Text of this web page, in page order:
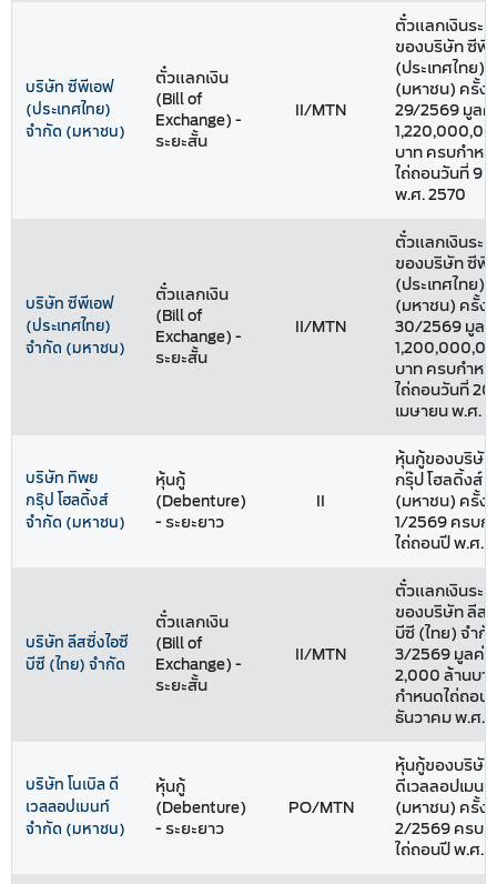
บริษัท ซีพีเอฟ
(ประเทศไทย)
จำกัด (มหาชน)
ตั๋วแลกเงิน
(Bill of
Exchange) -
ระยะสั้น
II/MTN
ตั๋วแลกเงินระ
ของบริษัท ซีพี
(ประเทศไทย)
(มหาชน) ครั้งที่
29/2569 มูลค่
บาท ครบกำห
ไถ่ถอนวันที่ 9
พ.ศ. 2570
บริษัท ซีพีเอฟ
(ประเทศไทย)
จำกัด (มหาชน)
ตั๋วแลกเงิน
(Bill of
Exchange) -
ระยะสั้น
II/MTN
ตั๋วแลกเงินระ
ของบริษัท ซีพี
(ประเทศไทย)
(มหาชน) ครั้งที่
30/2569 มูล
บาท ครบกำห
ไถ่ถอนวันที่ 20
เมษายน พ.ศ.
บริษัท ทิพย
กรุ๊ป โฮลดิ้งส์
จำกัด (มหาชน)
หุ้นกู้
(Debenture)
- ระยะยาว
II
หุ้นกู้ของบริษั
กรุ๊ป โฮลดิ้งส์
(มหาชน) ครั้งที่
1/2569 ครบก
ไถ่ถอนปี พ.ศ.
บริษัท ลีสซิ่งไอซี
บีซี (ไทย) จำกัด
ตั๋วแลกเงิน
(Bill of
Exchange) -
ระยะสั้น
II/MTN
ตั๋วแลกเงินระ
ของบริษัท ลีส
บีซี (ไทย) จำกั
3/2569 มูลค่า
2,000 ล้านบา
กำหนดไถ่ถอน
ธันวาคม พ.ศ.
บริษัท โนเบิล ดี
เวลลอปเมนท์
จำกัด (มหาชน)
หุ้นกู้
(Debenture)
- ระยะยาว
PO/MTN
หุ้นกู้ของบริษัท
ดีเวลลอปเมน
(มหาชน) ครั้งที่
2/2569 ครบ
ไถ่ถอนปี พ.ศ.